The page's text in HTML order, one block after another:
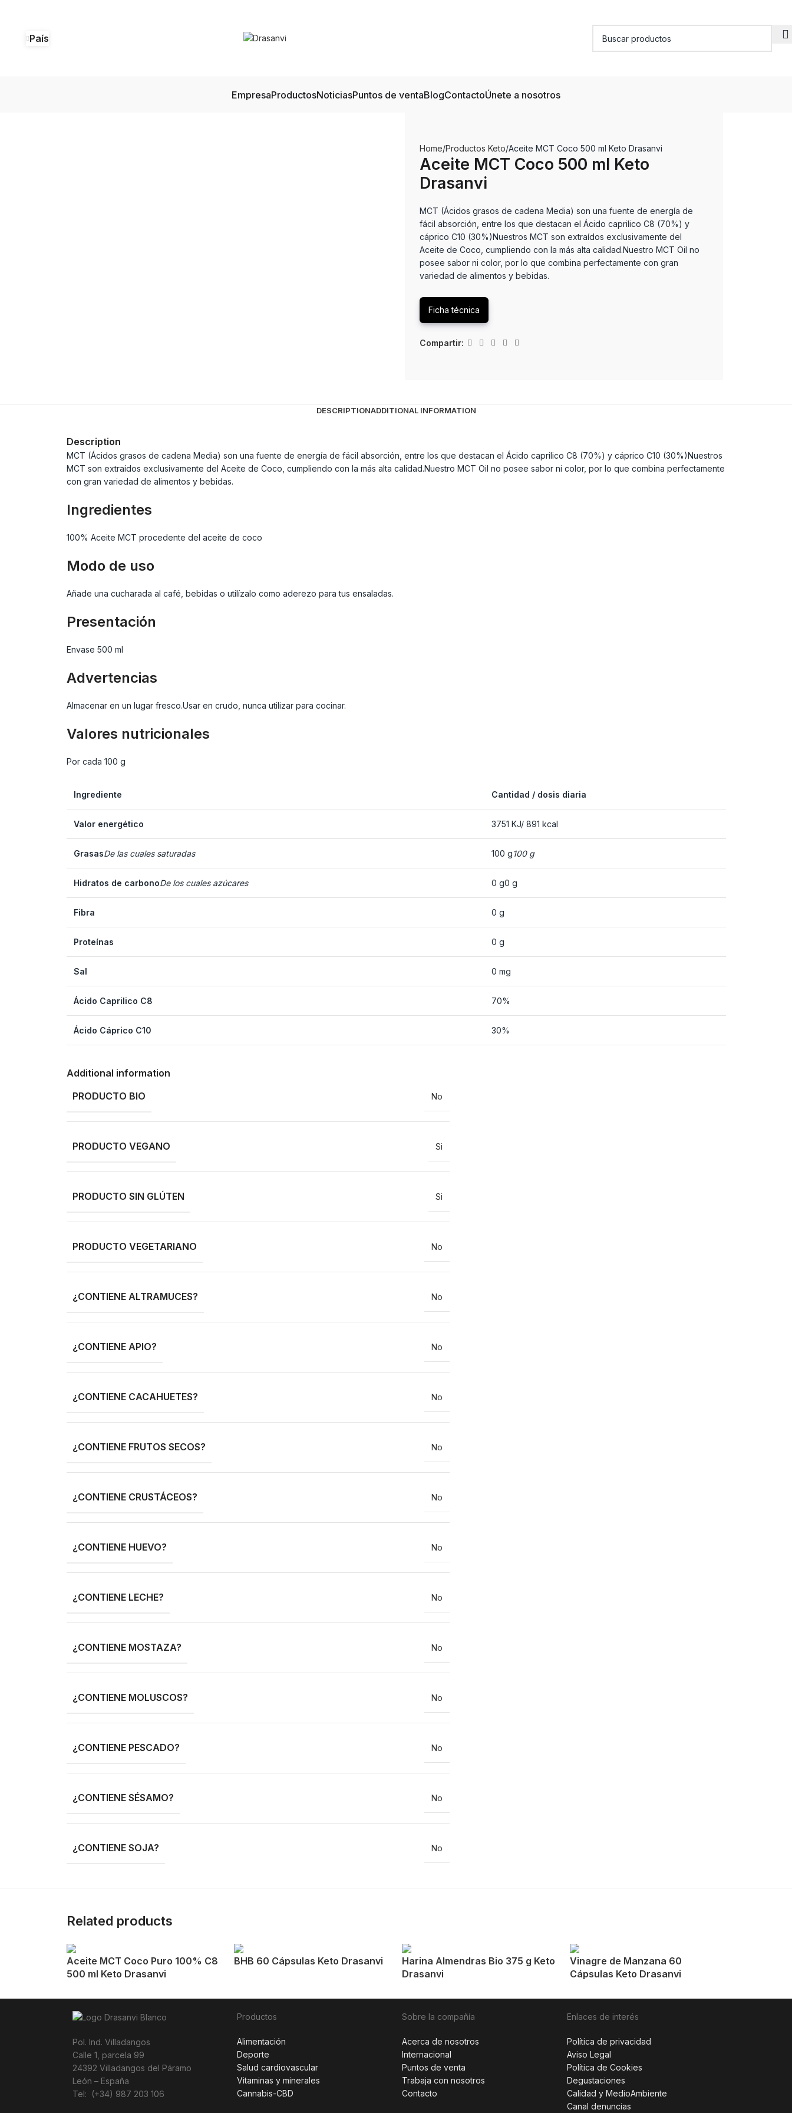
País
EmpresaProductosNoticiasPuntos de ventaBlogContactoÚnete a nosotros
Home Productos Keto Aceite MCT Coco 500 ml Keto Drasanvi
Aceite MCT Coco 500 ml Keto
Drasanvi
MCT (Ácidos grasos de cadena Media) son una fuente de energía de
fácil absorción, entre los que destacan el Ácido caprilico C8 (70%) y
cáprico C10 (30%)Nuestros MCT son extraídos exclusivamente del
Aceite de Coco, cumpliendo con la más alta calidad.Nuestro MCT Oil no
posee sabor ni color, por lo que combina perfectamente con gran
variedad de alimentos y bebidas.
Ficha técnica
Compartir:
DESCRIPTIONADDITIONAL INFORMATION
Description
MCT (Ácidos grasos de cadena Media) son una fuente de energía de fácil absorción, entre los que destacan el Ácido caprilico C8 (70%) y cáprico C10 (30%)Nuestros
MCT son extraídos exclusivamente del Aceite de Coco, cumpliendo con la más alta calidad.Nuestro MCT Oil no posee sabor ni color, por lo que combina perfectamente
con gran variedad de alimentos y bebidas.
Ingredientes
100% Aceite MCT procedente del aceite de coco
Modo de uso
Añade una cucharada al café, bebidas o utilízalo como aderezo para tus ensaladas.
Presentación
Envase 500 ml
Advertencias
Almacenar en un lugar fresco.Usar en crudo, nunca utilizar para cocinar.
Valores nutricionales
Por cada 100 g
Ingrediente Cantidad / dosis diaria
Valor energético 3751 KJ/ 891 kcal
GrasasDe las cuales saturadas 100 g100 g
Hidratos de carbonoDe los cuales azúcares 0 g0 g
Fibra 0 g
Proteínas 0 g
Sal 0 mg
Ácido Caprilico C8 70%
Ácido Cáprico C10 30%
Additional information
PRODUCTO BIO
No
PRODUCTO VEGANO Si
PRODUCTO SIN GLÚTEN Si
PRODUCTO VEGETARIANO No
¿CONTIENE ALTRAMUCES? No
¿CONTIENE APIO? No
¿CONTIENE CACAHUETES? No
¿CONTIENE FRUTOS SECOS? No
¿CONTIENE CRUSTÁCEOS? No
¿CONTIENE HUEVO? No
¿CONTIENE LECHE? No
¿CONTIENE MOSTAZA? No
¿CONTIENE MOLUSCOS? No
¿CONTIENE PESCADO? No
¿CONTIENE SÉSAMO? No
¿CONTIENE SOJA? No
Related products
Aceite MCT Coco Puro 100% C8
500 ml Keto Drasanvi
BHB 60 Cápsulas Keto Drasanvi
Harina Almendras Bio 375 g Keto
Drasanvi
Vinagre de Manzana 60
Cápsulas Keto Drasanvi
Pol. Ind. Villadangos
Calle 1, parcela 99
24392 Villadangos del Páramo
León – España
Tel: (+34) 987 203 106
Productos
Alimentación
Deporte
Salud cardiovascular
Vitaminas y minerales
Cannabis-CBD
Sobre la compañía
Acerca de nosotros
Internacional
Puntos de venta
Trabaja con nosotros
Contacto
Enlaces de interés
Política de privacidad
Aviso Legal
Política de Cookies
Degustaciones
Calidad y MedioAmbiente
Canal denuncias